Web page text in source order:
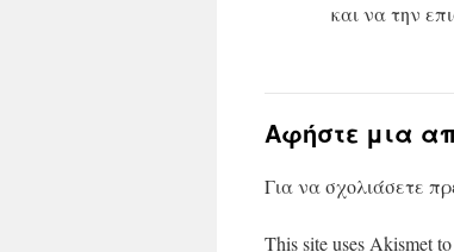
και να την
Αφήστε μια
Για να σχολιάσετε
This site uses Akismet